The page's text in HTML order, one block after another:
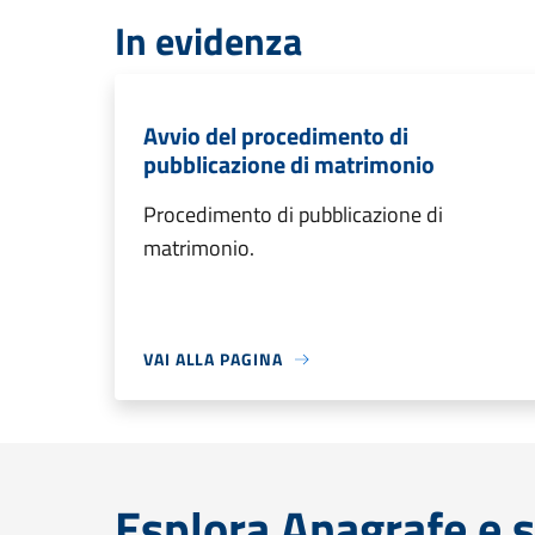
In evidenza
Avvio del procedimento di
pubblicazione di matrimonio
Procedimento di pubblicazione di
matrimonio.
VAI ALLA PAGINA